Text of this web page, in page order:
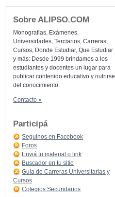
Sobre ALIPSO.COM
Monografias, Exámenes,
Universidades, Terciarios, Carreras,
Cursos, Donde Estudiar, Que Estudiar
y más: Desde 1999 brindamos a los
estudiantes y docentes un lugar para
publicar contenido educativo y nutrirse
del conocimiento.
Contacto »
Participá
Seguinos en Facebook
Foros
Enviá tu material o link
Buscador en tu sitio
Guia de Carreras Universitarias y
Cursos
Colegios Secundarios